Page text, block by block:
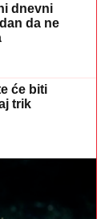
dnevni
da ne
će biti
trik